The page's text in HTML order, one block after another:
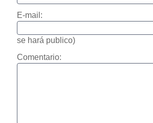
E-mail:
se hará publico)
Comentario: